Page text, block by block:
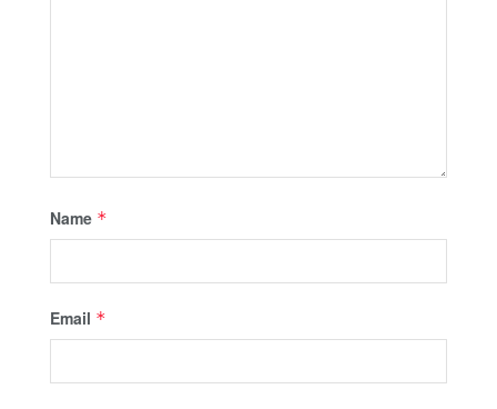
Name *
Email *